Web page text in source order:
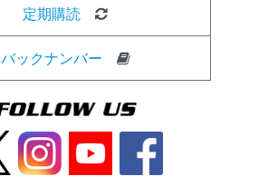
定期購読
バックナンバー